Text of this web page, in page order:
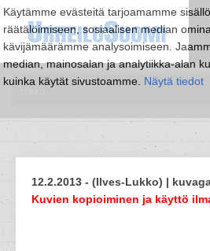
Käytämme evästeitä tarjoamamme
räätälöimiseen, sosiaalisen median
kävijämäärämme analysoimiseen.
median, mainosalan ja analytiikka-alan
kuinka käytät sivustoamme. Näytä tiedot
12.2.2013 - (Ilves-Lukko) |
Kuvien kopioiminen ja käyttö